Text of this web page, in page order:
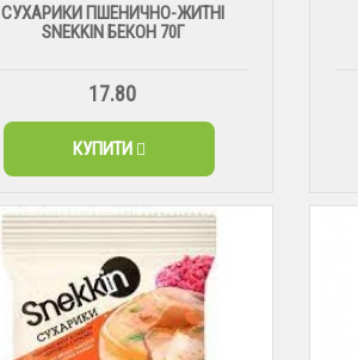
СУХАРИКИ ПШЕНИЧНО-ЖИТНІ
SNEKKIN БЕКОН 70Г
17.80
КУПИТИ